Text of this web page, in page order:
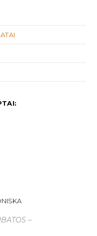
–